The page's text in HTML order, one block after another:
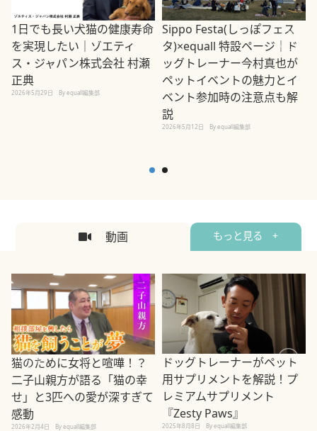
1日でも長い犬猫の健康寿命
を実現したい｜ゾエティ
ス・ジャパン株式会社 村瀬
正典
2026年5月29日 By equall編集部
Sippo Festa(しっぽフェス
タ)×equall 特設ページ｜ド
ッグトレーナー今村真也が
ペットイベントの魅力とイ
ベント参加時の注意点も解
説
2026年5月12日 By equall編集部
動画 もっと見る +
猫のために女将と喧嘩！？
二子山親方が語る「猫の幸
せ」と3匹への愛が深すぎて
感動
2026年2月4日 By equall編集部
ドッグトレーナーがペット
用サプリメントを解説！プ
レミアムサプリメント
『Zesty Paws』
2025年8月8日 By equall編集部